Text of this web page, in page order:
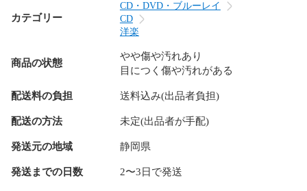
カテゴリー
CD・DVD・ブルーレイ
CD
洋楽
商品の状態
やや傷や汚れあり
目につく傷や汚れがある
配送料の負担 送料込み(出品者負担)
配送の方法 未定(出品者が手配)
発送元の地域 静岡県
発送までの日数 2〜3日で発送